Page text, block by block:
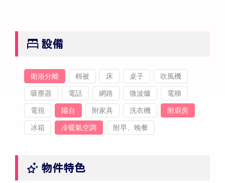
設備
衛浴分離 棉被 床 桌子
吹風機
吸塵器
電話 網路 微波爐
電梯
電視
陽台 附家具 洗衣機
附廚房
冰箱
冷暖氣空調 附早、晚餐
物件特色